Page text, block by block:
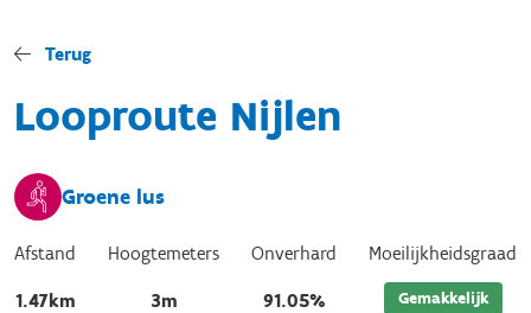
Terug
Looproute Nijlen
Groene lus
Afstand
1.47km
Hoogtemeters
3m
Onverhard
91.05%
Moeilijkheidsgraad
Gemakkelijk